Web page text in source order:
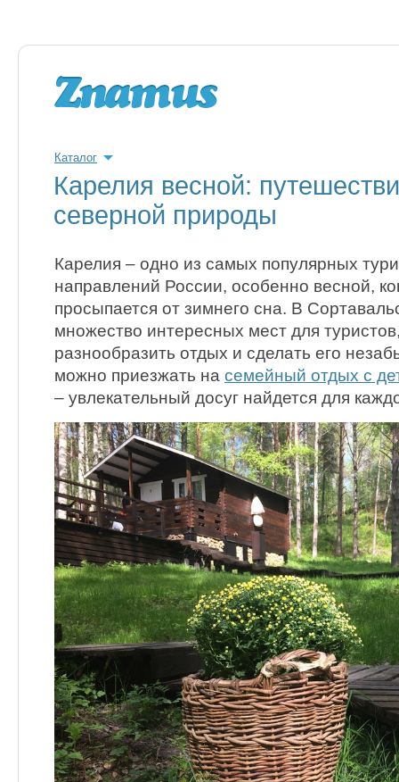
Каталог
Карелия весной:
северной природы
Карелия – одно из самых популярных
направлений России, особенно весной,
просыпается от зимнего сна. В
множество интересных мест для
разнообразить отдых и сделать его
можно приезжать на семейный отдых с
– увлекательный досуг найдется для